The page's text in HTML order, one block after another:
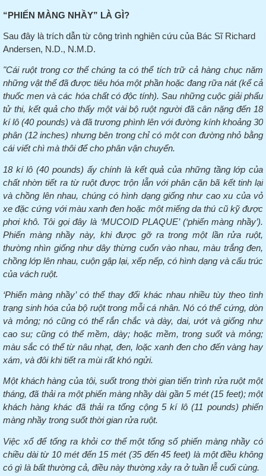
“PHIẾN MÀNG NHẦY” LÀ GÌ?
Sau đây là trích dẫn từ công trình nghiên cứu của Bác Sĩ Richard
Andersen, N.D., N.M.D.
"Cái ruột trong cơ thể chúng ta có thể tích trữ cả hàng chục năm
những vật thể đã được tiêu hóa một phần hoặc đang rữa nát (kể cả
thuốc men và các hóa chất có độc tính). Sau những cuộc giải phẩu
tử thi, kết quả cho thấy một vài bộ ruột người đã cân nặng đến 18
kí lô (40 pounds) và đã trương phình lên với đường kính khoảng 30
phân (12 inches) nhưng bên trong chỉ có một con đường nhỏ bằng
cái viết chì mà thôi để cho phân vận chuyển.
18 kí lô (40 pounds) ấy chính là kết quả của những tầng lớp của
chất nhờn tiết ra từ ruột được trộn lẫn với phân cặn bã kết tinh lại
và chồng lên nhau, chúng có hình dạng giống như cao xu của vỏ
xe đặc cứng với màu xanh đen hoặc một miếng da thú cũ kỹ được
phơi khô. Tôi gọi đây là ‘MUCOID PLAQUE’ (‘phiến màng nhầy’).
Phiến màng nhầy này, khi được gỡ ra trong một lần rửa ruột,
thường nhìn giống như dây thừng cuốn vào nhau, màu trắng đen,
chồng lớp lên nhau, cuộn gập lại, xếp nếp, có hình dạng và cấu trúc
của vách ruột.
‘Phiến màng nhầy’ có thể thay đổi khác nhau nhiều tùy theotình
trạng sinh hóa của bộ ruột trong mỗi cá nhân. Nó có thể cứng, dòn
và mỏng; nó cũng có thể rắn chắc và dày, dai, ướt và giống như
cao su; cũng có thể mềm, dày; hoặc mềm, trong suốt và mỏng;
màu sắc có thể từ nâu nhạt, đen, loặc xanh đen cho đến vàng hay
xám, và đôi khi tiết ra mùi rất khó ngửi.
Một khách hàng của tôi, suốt trong thời gian tiến trình rửa ruột một
tháng, đã thải ra một phiến màng nhầy dài gần 5 mét (15 feet); một
khách hàng khác đã thải ra tổng cộng 5 kí lô (11 pounds) phiến
màng nhầy trong suốt thời gian rửa ruột.
Việc xổ để tống ra khỏi cơ thể một tổng số phiến màng nhầy có
chiều dài từ 10 mét đến 15 mét (35 đến 45 feet) là một điều không
có gì là bất thường cả, điều này thường xảy ra ở tuần lễ cuối cùng.